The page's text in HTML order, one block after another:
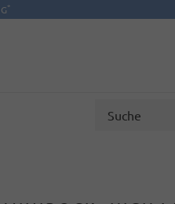
*